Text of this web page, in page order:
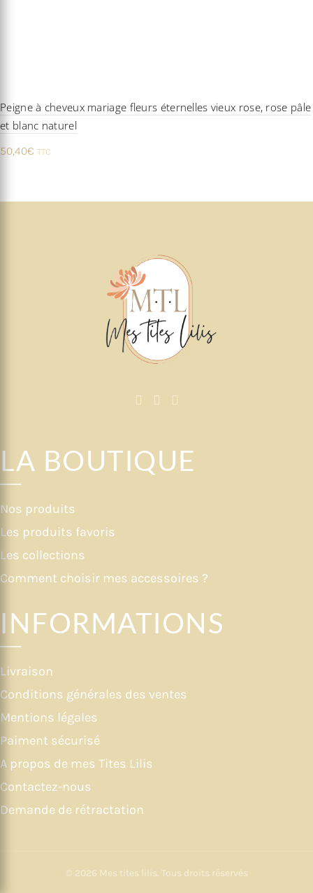
Peigne à cheveux mariage fleurs éternelles vieux rose, rose pâle
et blanc naturel
50,40€ TTC
LA BOUTIQUE
Nos produits
Les produits favoris
Les collections
Comment choisir mes accessoires ?
INFORMATIONS
Livraison
Conditions générales des ventes
Mentions légales
Paiment sécurisé
A propos de mes Tites Lilis
Contactez-nous
Demande de rétractation
© 2026 Mes tites lilis. Tous droits réservés